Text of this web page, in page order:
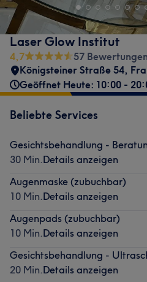
Laser Glow Institut
4,7
57
Königsteiner Straße 54,
Geöffnet Heute: 10:00 -
Beliebte Services
Gesichtsbehandlung -
30 Min.Details anzeigen
Augenmaske (zubuchbar)
10 Min.Details anzeigen
Augenpads (zubuchbar)
10 Min.Details anzeigen
Gesichtsbehandlung -
20 Min.Details anzeigen